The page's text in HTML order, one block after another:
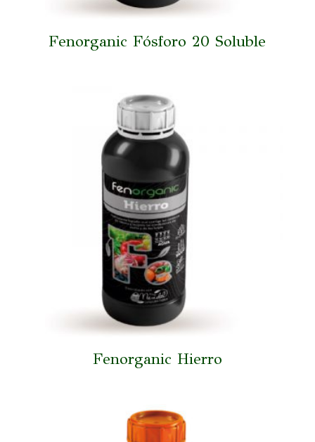
Fenorganic Fósforo 20 Soluble
Fenorganic Hierro